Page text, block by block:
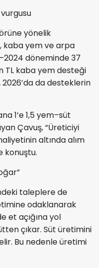
yönelik
kaba yem ve arpa
döneminde 37
TL kaba yem desteği
2026’da da desteklerin
1’e 1,5 yem–süt
Çavuş, “Üreticiyi
altında alım
konuştu.
taleplere de
odaklanarak
et açığına yol
çıkar. Süt üretimini
Bu nedenle üretimi